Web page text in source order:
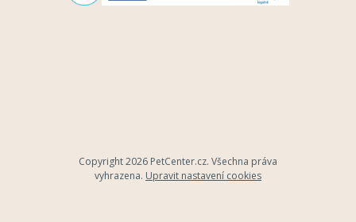
Copyright 2026 PetCenter.cz. Všechna práva
vyhrazena. Upravit nastavení cookies